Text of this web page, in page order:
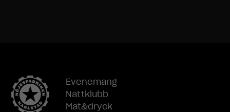
Evenemang
Nattklubb
Mat&dryck